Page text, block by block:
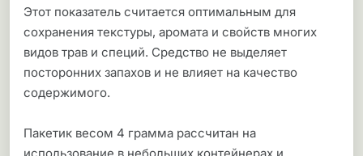
Этот показатель считается оптимальным для
сохранения текстуры, аромата и свойств многих
видов трав и специй. Средство не выделяет
посторонних запахов и не влияет на качество
содержимого.
Пакетик весом 4 грамма рассчитан на